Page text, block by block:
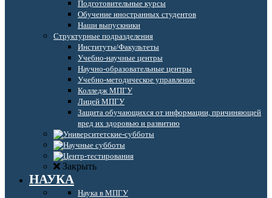
Подготовительные курсы
Обучение иностранных студентов
Наши выпускники
Структурные подразделения
Институты/Факультеты
Учебно-научные центры
Научно-образовательные центры
Учебно-методическое управление
Колледж МПГУ
Лицей МПГУ
Защита обучающихся от информации, причиняющей
вред их здоровью и развитию
Закрыть
НАУКА
Наука в МПГУ